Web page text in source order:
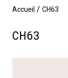
Accueil / CH63
CH63